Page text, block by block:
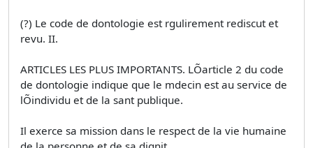
(?) Le code de dontologie est rgulirement rediscut et
revu. II.
ARTICLES LES PLUS IMPORTANTS. LÕarticle 2 du code
de dontologie indique que le mdecin est au service de
lÕindividu et de la sant publique.
Il exerce sa mission dans le respect de la vie humaine